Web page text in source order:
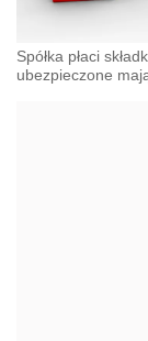
Spółka płaci
ubezpieczone